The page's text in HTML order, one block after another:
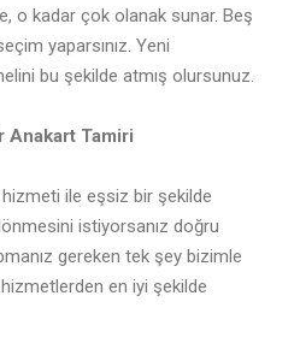
o kadar çok olanak sunar. Beş
yaparsınız. Yeni
bu şekilde atmış olursunuz.
Anakart Tamiri
ile eşsiz bir şekilde
istiyorsanız doğru
gereken tek şey bizimle
en iyi şekilde